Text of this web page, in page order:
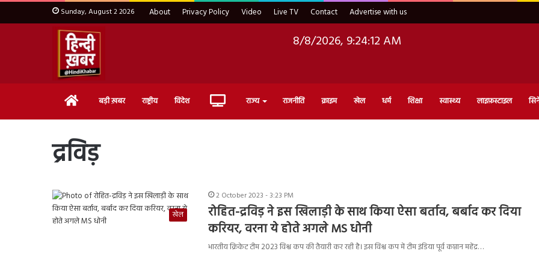
Sunday, August 2 2026 About Privacy Policy Video Live TV Contact Advertise with us
8/8/2026, 9:24:13 AM
Home बड़ी ख़बर राष्ट्रीय विदेश Live राज्य राजनीति क्राइम खेल धर्म शिक्षा स्वास्थ्य लाइफ़स्टाइल
द्रविड़
खेल
2 October 2023 - 3:23 PM
रोहित-द्रविड़ ने इस खिलाड़ी के साथ किया ऐसा बर्ताव, बर्बाद कर दिया
करियर, वरना ये होते अगले MS धोनी
भारतीय क्रिकेट टीम 2023 विश्व कप की तैयारी कर रही है। इस विश्व कप में टीम इंडिया पूर्व कप्तान महेंद्र…